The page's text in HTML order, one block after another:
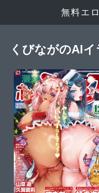
無料エ
くびながのAI